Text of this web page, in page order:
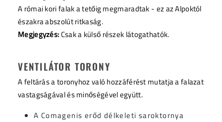
A római kori falak a tetőig megmaradtak - ez az Alpoktól
északra abszolút ritkaság.
Megjegyzés:Csak a külső részek látogathatók.
VENTILÁTOR TORONY
A feltárás a toronyhoz való hozzáférést mutatja a falazat
vastagságával és minőségével együtt.
A Comagenis erőd délkeleti saroktornya